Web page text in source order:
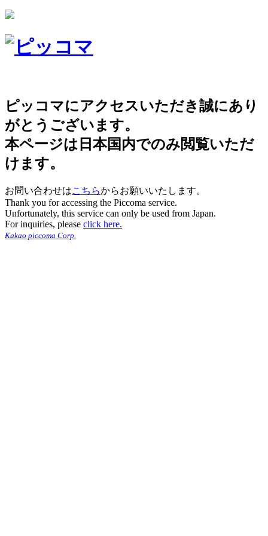
ピッコマにアクセスいただき誠にあり
がとうございます。
本ページは日本国内でのみ閲覧いただ
けます。
お問い合わせはこちらからお願いいたします。
Thank you for accessing the Piccoma service.
Unfortunately, this service can only be used from Japan.
For inquiries, please click here.
Kakao piccoma Corp.